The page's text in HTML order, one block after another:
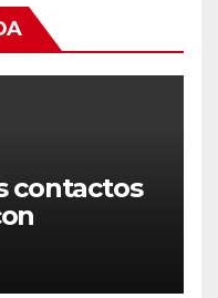
contactos
socio
de